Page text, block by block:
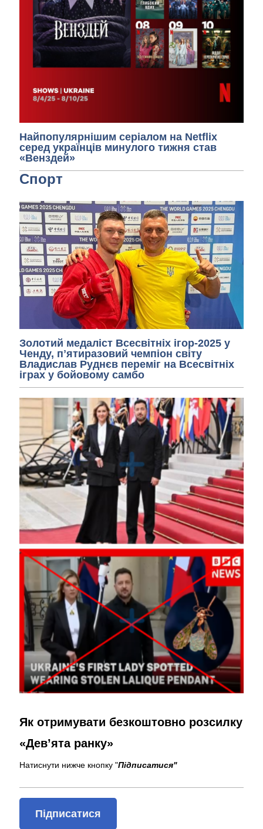
Найпопулярнішим серіалом на Netflix
серед українців минулого тижня став
«Венздей»
Спорт
Золотий медаліст Всесвітніх ігор-2025 у
Ченду, пʼятиразовий чемпіон світу
Владислав Руднєв переміг на Всесвітніх
іграх у бойовому самбо
Як отримувати безкоштовно розсилку
«Дев’ята ранку»
Натиснути нижче кнопку "Підписатися"
Підписатися